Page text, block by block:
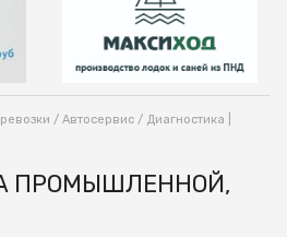
/ Автосервис / Диагностика |
ПРОМЫШЛЕННОЙ,